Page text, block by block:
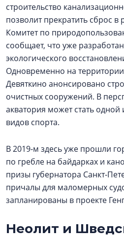
строительство
позволит прекратить сброс в
Комитет по
сообщает, что уже
экологического
Одновременно на
Девяткино анонсировано
очистных сооружений. В
акватория может стать одной
видов спорта.
В 2019-м здесь уже прошли
по гребле на байдарках и
призы губернатора
причалы для маломерных
запланированы в проекте
Неолит и